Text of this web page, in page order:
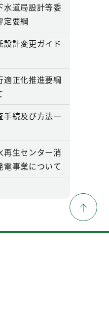
水道局設計等委
定要綱
設計変更ガイド
適正化推進要綱
手続及び方法一
再生センター消
電事業について